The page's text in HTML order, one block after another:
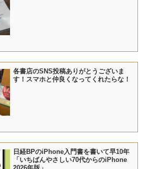
各書店のSNS投稿ありがとうございま
す！スマホと仲良くなってくれたらな！
日経BPのiPhone入門書を書いて早10年
「いちばんやさしい70代からのiPhone